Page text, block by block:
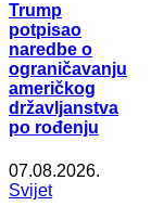
Trump
potpisao
naredbe o
ograničavanju
američkog
državljanstva
po rođenju
07.08.2026.
Svijet